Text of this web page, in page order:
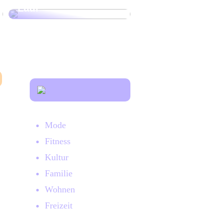
Lauf
Mode
Fitness
Kultur
Familie
Wohnen
Freizeit